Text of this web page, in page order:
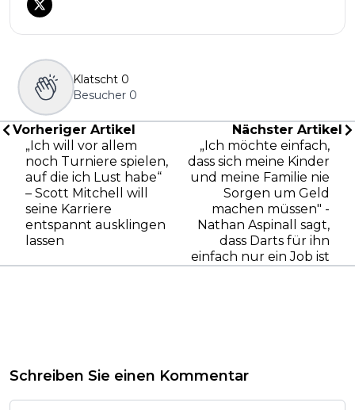
Klatscht 0
Besucher 0
Vorheriger Artikel
„Ich will vor allem
noch Turniere spielen,
auf die ich Lust habe“
– Scott Mitchell will
seine Karriere
entspannt ausklingen
lassen
Nächster Artikel
„Ich möchte einfach,
dass sich meine Kinder
und meine Familie nie
Sorgen um Geld
machen müssen" -
Nathan Aspinall sagt,
dass Darts für ihn
einfach nur ein Job ist
Schreiben Sie einen Kommentar